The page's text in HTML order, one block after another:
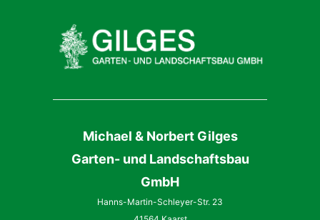
Michael & Norbert Gilges
Garten- und Landschaftsbau
GmbH
Hanns-Martin-Schleyer-Str. 23